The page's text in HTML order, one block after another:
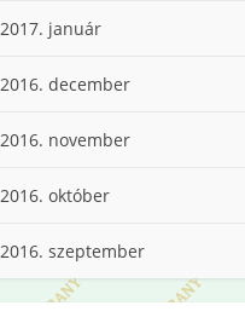
2017. január
2016. december
2016. november
2016. október
2016. szeptember